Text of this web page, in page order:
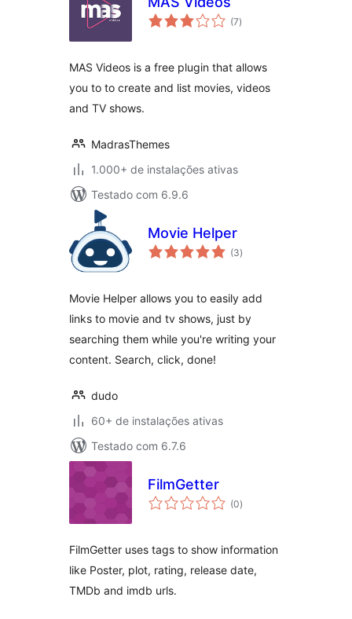
(7total
de
)
MAS Videos is a free plugin that allows
you to to create and list movies, videos
and TV shows.
MadrasThemes
1.000+ de instalações ativas
Testado com 6.9.6
Movie Helper
(3total
de
)
Movie Helper allows you to easily add
links to movie and tv shows, just by
searching them while you're writing your
content. Search, click, done!
dudo
60+ de instalações ativas
Testado com 6.7.6
FilmGetter
(0total
de
)
FilmGetter uses tags to show information
like Poster, plot, rating, release date,
TMDb and imdb urls.